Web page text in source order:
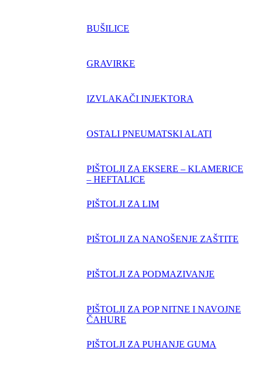
BUŠILICE
GRAVIRKE
IZVLAKAČI INJEKTORA
OSTALI PNEUMATSKI ALATI
PIŠTOLJI ZA EKSERE – KLAMERICE
– HEFTALICE
PIŠTOLJI ZA LIM
PIŠTOLJI ZA NANOŠENJE ZAŠTITE
PIŠTOLJI ZA PODMAZIVANJE
PIŠTOLJI ZA POP NITNE I NAVOJNE
ČAHURE
PIŠTOLJI ZA PUHANJE GUMA